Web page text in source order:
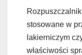
stosowane w
lakierniczym
właściwości